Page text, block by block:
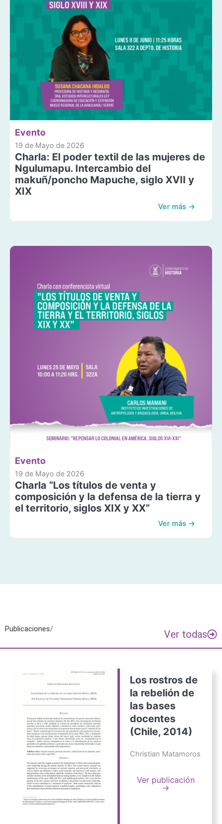
Evento
19 de Mayo de 2026
Charla: El poder textil de las mujeres de
Ngulumapu. Intercambio del
makuñ/poncho Mapuche, siglo XVII y
XIX
Ver más →
Evento
19 de Mayo de 2026
Charla “Los títulos de venta y
composición y la defensa de la tierra y
el territorio, siglos XIX y XX”
Ver más →
Publicaciones/ Ver todas
Los rostros de
la rebelión de
las bases
docentes
(Chile, 2014)
Christian Matamoros
Ver publicación
→